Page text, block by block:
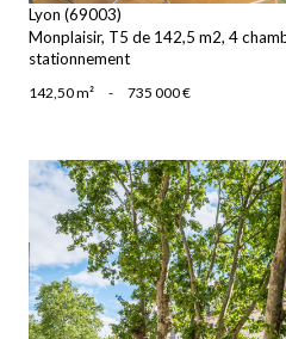
Lyon (69003)
Monplaisir, T5 de 142,5 m2, 4
stationnement
142,50 m² - 735 000 €